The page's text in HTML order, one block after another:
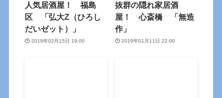
人気居酒屋！ 福島
区 「弘大Z（ひろし
だいゼット）」
2019年02月15日 19:00
抜群の隠れ家居酒
屋！ 心斎橋 「無造
作」
2019年01月11日 22:00